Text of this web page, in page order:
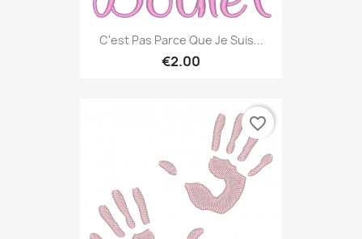
C'est Pas Parce Que Je Suis...
€2.00
favorite_border